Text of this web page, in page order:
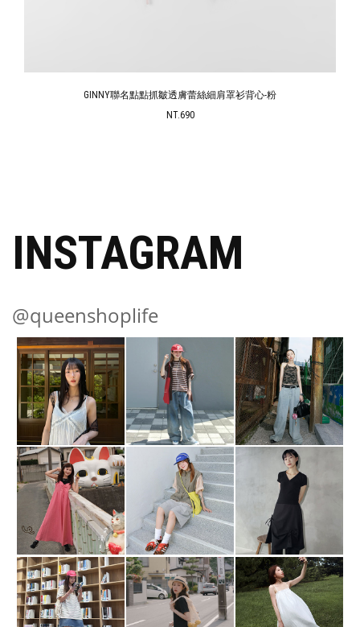
GINNY聯名點點抓皺透膚蕾絲細肩罩衫背心-粉
NT.690
INSTAGRAM
@queenshoplife